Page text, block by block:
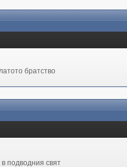
братство
подводния свят